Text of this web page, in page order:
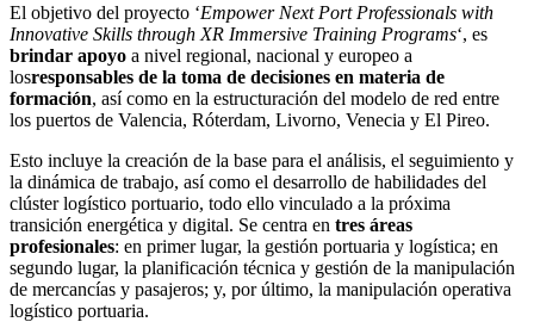
El objetivo del proyecto ‘Empower Next Port Professionals with
Innovative Skills through XR Immersive Training Programs‘, es
brindar apoyo a nivel regional, nacional y europeo a
losresponsables de la toma de decisiones en materia de
formación, así como en la estructuración del modelo de red entre
los puertos de Valencia, Róterdam, Livorno, Venecia y El Pireo.
Esto incluye la creación de la base para el análisis, el seguimiento y
la dinámica de trabajo, así como el desarrollo de habilidades del
clúster logístico portuario, todo ello vinculado a la próxima
transición energética y digital. Se centra en tres áreas
profesionales: en primer lugar, la gestión portuaria y logística; en
segundo lugar, la planificación técnica y gestión de la manipulación
de mercancías y pasajeros; y, por último, la manipulación operativa
logístico portuaria.